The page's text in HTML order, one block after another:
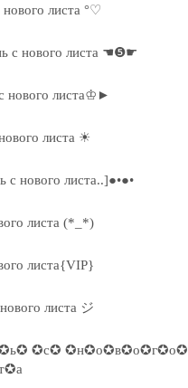
листа °♡
с нового листа ☚❺☛
листа♔►
листа ☀
с нового листа..]●•●•
листа (*_*)
листа{VIP}
листа ジ
✪с✪ ✪н✪о✪в✪о✪г✪о✪